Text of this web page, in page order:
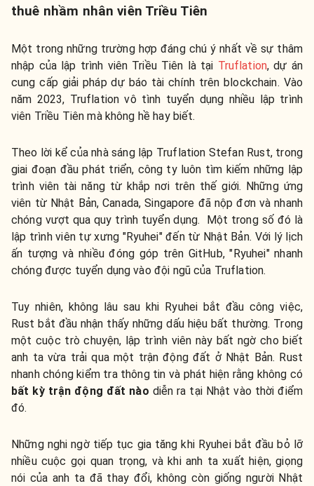
thuê nhầm nhân viên Triều Tiên
Một trong những trường hợp đáng chú ý nhất về sự thâm
nhập của lập trình viên Triều Tiên là tại Truflation, dự án
cung cấp giải pháp dự báo tài chính trên blockchain. Vào
năm 2023, Truflation vô tình tuyển dụng nhiều lập trình
viên Triều Tiên mà không hề hay biết.
Theo lời kể của nhà sáng lập Truflation Stefan Rust, trong
giai đoạn đầu phát triển, công ty luôn tìm kiếm những lập
trình viên tài năng từ khắp nơi trên thế giới. Những ứng
viên từ Nhật Bản, Canada, Singapore đã nộp đơn và nhanh
chóng vượt qua quy trình tuyển dụng. Một trong số đó là
lập trình viên tự xưng "Ryuhei" đến từ Nhật Bản. Với lý lịch
ấn tượng và nhiều đóng góp trên GitHub, "Ryuhei" nhanh
chóng được tuyển dụng vào đội ngũ của Truflation.
Tuy nhiên, không lâu sau khi Ryuhei bắt đầu công việc,
Rust bắt đầu nhận thấy những dấu hiệu bất thường. Trong
một cuộc trò chuyện, lập trình viên này bất ngờ cho biết
anh ta vừa trải qua một trận động đất ở Nhật Bản. Rust
nhanh chóng kiểm tra thông tin và phát hiện rằng không có
bất kỳ trận động đất nào diễn ra tại Nhật vào thời điểm
đó.
Những nghi ngờ tiếp tục gia tăng khi Ryuhei bắt đầu bỏ lỡ
nhiều cuộc gọi quan trọng, và khi anh ta xuất hiện, giọng
nói của anh ta đã thay đổi, không còn giống người Nhật